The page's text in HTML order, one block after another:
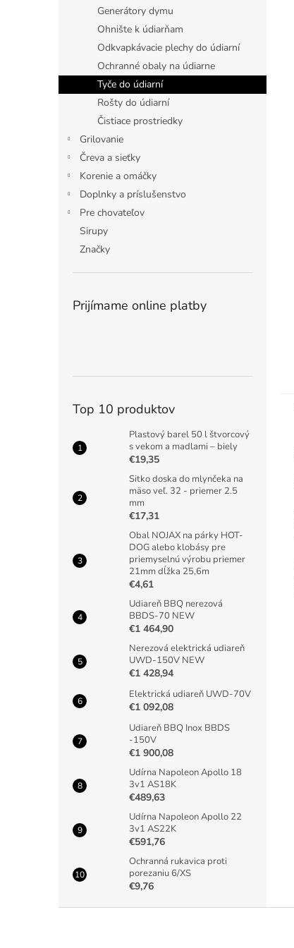
Generátory dymu
Ohnište k údiarňam
Odkvapkávacie plechy do údiarní
Ochranné obaly na údiarne
Tyče do údiarní
Rošty do údiarní
Čistiace prostriedky
Grilovanie
Čreva a sieťky
Korenie a omáčky
Doplnky a príslušenstvo
Pre chovateľov
Sirupy
Značky
Prijímame online platby
Top 10 produktov
Plastový barel 50 l štvorcový
s vekom a madlami – biely
€19,35
Sitko doska do mlynčeka na
mäso veľ. 32 - priemer 2.5
mm
€17,31
Obal NOJAX na párky HOT-
DOG alebo klobásy pre
priemyselnú výrobu priemer
21mm dĺžka 25,6m
€4,61
Udiareň BBQ nerezová
BBDS-70 NEW
€1 464,90
Nerezová elektrická udiareň
UWD-150V NEW
€1 428,94
Elektrická udiareň UWD-70V
€1 092,08
Udiareň BBQ Inox BBDS
-150V
€1 900,08
Udírna Napoleon Apollo 18
3v1 AS18K
€489,63
Udírna Napoleon Apollo 22
3v1 AS22K
€591,76
Ochranná rukavica proti
porezaniu 6/XS
€9,76